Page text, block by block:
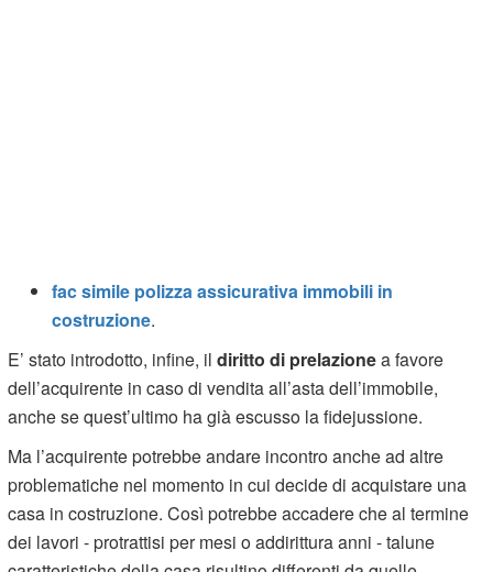
fac simile polizza assicurativa immobili in
costruzione.
E’ stato introdotto, infine, ildiritto di prelazionea favore
dell’acquirente in caso di vendita all’asta dell’immobile,
anche se quest’ultimo ha già escusso la fidejussione.
Ma l’acquirente potrebbe andare incontro anche ad altre
problematiche nel momento in cui decide di acquistare una
casa in costruzione. Così potrebbe accadere che al termine
dei lavori - protrattisi per mesi o addirittura anni - talune